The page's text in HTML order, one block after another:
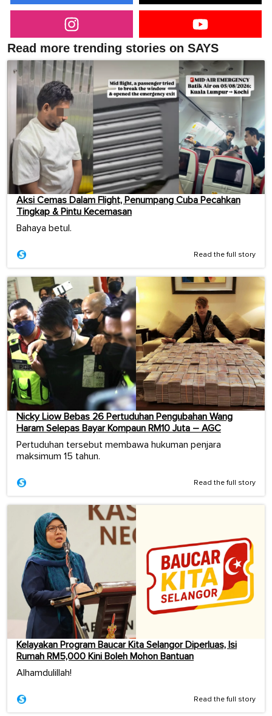
Read more trending stories on SAYS
Aksi Cemas Dalam Flight, Penumpang Cuba Pecahkan
Tingkap & Pintu Kecemasan
Bahaya betul.
Read the full story
Nicky Liow Bebas 26 Pertuduhan Pengubahan Wang
Haram Selepas Bayar Kompaun RM10 Juta – AGC
Pertuduhan tersebut membawa hukuman penjara
maksimum 15 tahun.
Read the full story
Kelayakan Program Baucar Kita Selangor Diperluas, Isi
Rumah RM5,000 Kini Boleh Mohon Bantuan
Alhamdulillah!
Read the full story